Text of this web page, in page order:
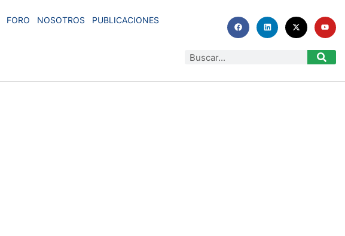
FORO NOSOTROS PUBLICACIONES